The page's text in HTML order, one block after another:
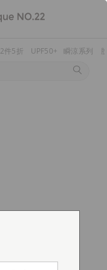
2件5折 UPF50+ 瞬涼系列